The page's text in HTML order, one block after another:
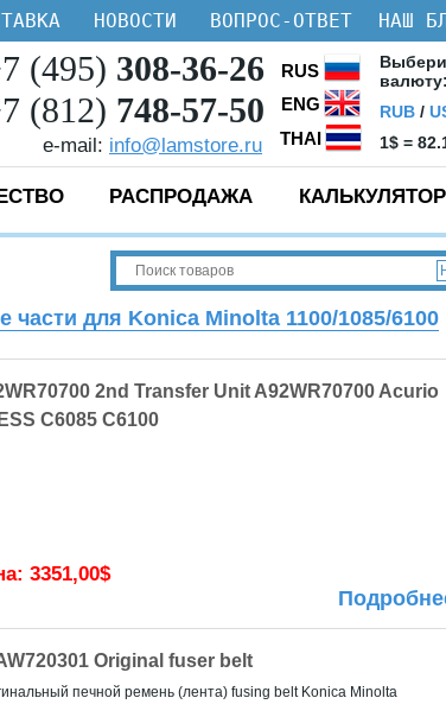
НОВОСТИ ВОПРОС-ОТВЕТ НАШ
(495) 308-36-26
(812) 748-57-50
e-mail: info@lamstore.ru
RUS
ENG
валюту:
RUB /
1$ =
THAI
РАСПРОДАЖА КАЛЬКУЛЯТОР
части для Konica Minolta 1100/1085/6100
2nd Transfer Unit A92WR70700 Acurio
C6085 C6100
3351,00$
Original fuser belt
печной ремень (лента) fusing belt Konica Minolta